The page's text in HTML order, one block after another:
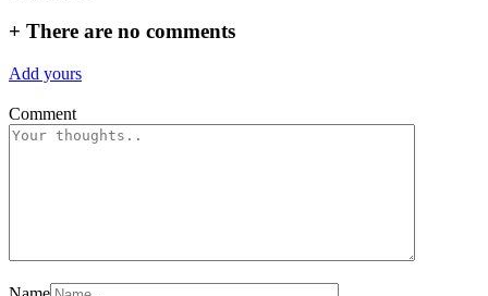
+ There are no comments
Add yours
Comment